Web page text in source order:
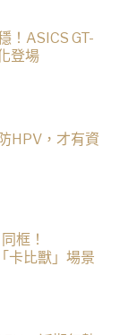
！ASICS GT-
登場
HPV，才有資
框！
卡比獸」場景